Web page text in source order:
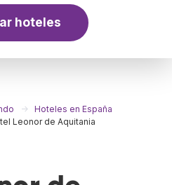
hoteles
Hoteles en España
Leonor de Aquitania